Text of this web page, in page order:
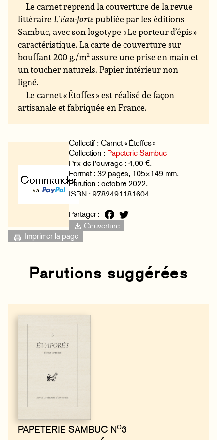
Le carnet reprend la couverture de la revue
littéraireL’Eau-fortepubliée par les éditions
Sambuc, avec son logotype « Le porteur d’épis »
caractéristique. La carte de couverture sur
bouffant 200 g./m2 assure une prise en main et
un toucher naturels. Papier intérieur non
ligné.
Le carnet « Étoffes » est réalisé de façon
artisanale et fabriquée en France.
Collectif : Carnet « Étoffes »
Collection : Papeterie Sambuc
Prix de l’ouvrage : 4,00 €.
Format : 32 pages, 105×149 mm.
Parution : octobre 2022.
ISBN : 9782491181604
Partager :
Couverture
Imprimer la page
Parutions suggérées
PAPETERIE SAMBUC NO3